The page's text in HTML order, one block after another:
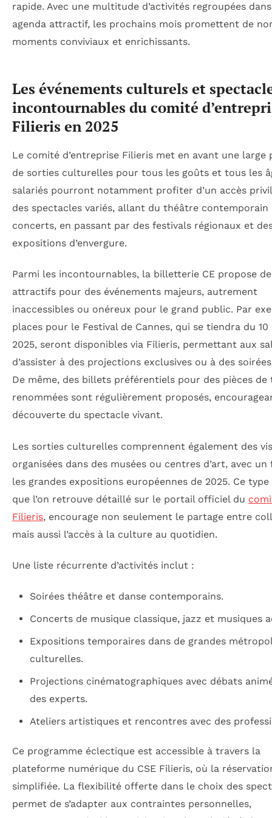
rapide. Avec une multitude d’activités regroupées
agenda attractif, les prochains mois promettent de
moments conviviaux et enrichissants.
Les événements culturels et
incontournables du comité
Filieris en 2025
Le comité d’entreprise Filieris met en avant une large
de sorties culturelles pour tous les goûts et tous les
salariés pourront notamment profiter d’un accès
des spectacles variés, allant du théâtre contemporain
concerts, en passant par des festivals régionaux et
expositions d’envergure.
Parmi les incontournables, la billetterie CE propose
attractifs pour des événements majeurs, autrement
inaccessibles ou onéreux pour le grand public. Par
places pour le Festival de Cannes, qui se tiendra du 10
2025, seront disponibles via Filieris, permettant aux
d’assister à des projections exclusives ou à des
De même, des billets préférentiels pour des pièces de
renommées sont régulièrement proposés,
découverte du spectacle vivant.
Les sorties culturelles comprennent également des
organisées dans des musées ou centres d’art, avec
les grandes expositions européennes de 2025. Ce type
que l’on retrouve détaillé sur le portail officiel du
Filieris, encourage non seulement le partage entre
mais aussi l’accès à la culture au quotidien.
Une liste récurrente d’activités inclut :
Soirées théâtre et danse contemporains.
Concerts de musique classique, jazz et musiques
Expositions temporaires dans de grandes
culturelles.
Projections cinématographiques avec débats
des experts.
Ateliers artistiques et rencontres avec des
Ce programme éclectique est accessible à travers la
plateforme numérique du CSE Filieris, où la
simplifiée. La flexibilité offerte dans le choix des
permet de s’adapter aux contraintes personnelles,